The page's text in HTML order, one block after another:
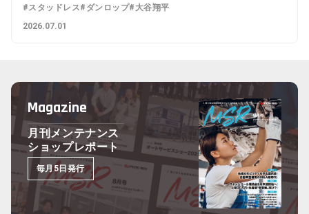
#スタッドレス#ダンロップ#大谷翔平
2026.07.01
Magazine
月刊メンテナンス
ショップレポート
毎月5日発行